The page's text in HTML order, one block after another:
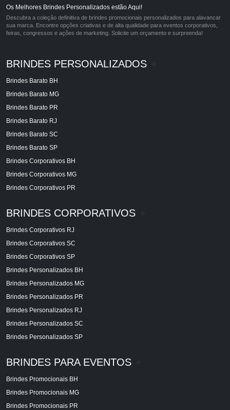
Os Melhores Brindes Personalizados estão Aqui!
Descubra a coleção definitiva de brindes promocionais personalizados para alavancar
sua marca. Encontre opções criativas e de alta qualidade para eventos corporativos,
feiras, congressos e ações de marketing. Solicite um orçamento e surpreenda!
BRINDES PERSONALIZADOS
Brindes Barato BH
Brindes Barato MG
Brindes Barato PR
Brindes Barato RJ
Brindes Barato SC
Brindes Barato SP
Brindes Corporativos BH
Brindes Corporativos MG
Brindes Corporativos PR
BRINDES CORPORATIVOS
Brindes Corporativos RJ
Brindes Corporativos SC
Brindes Corporativos SP
Brindes Personalizados BH
Brindes Personalizados MG
Brindes Personalizados PR
Brindes Personalizados RJ
Brindes Personalizados SC
Brindes Personalizados SP
BRINDES PARA EVENTOS
Brindes Promocionais BH
Brindes Promocionais MG
Brindes Promocionais PR